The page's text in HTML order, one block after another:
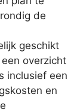
de
geschikt
overzicht
inclusief een
en